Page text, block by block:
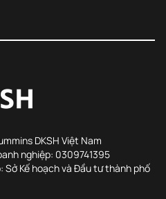
DKSH Việt Nam
nghiệp: 0309741395
Sở Kế hoạch và Đầu tư thành phố